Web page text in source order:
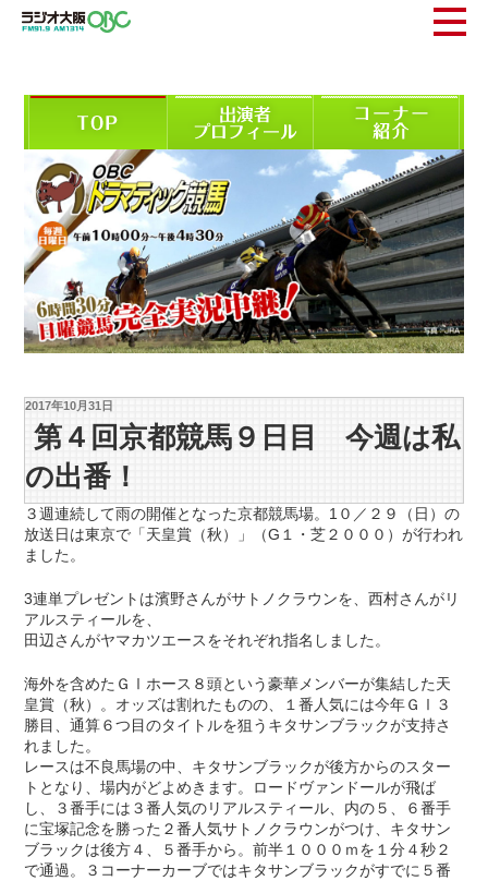
2017年10月31日
第４回京都競馬９日目 今週は私
の出番！
３週連続して雨の開催となった京都競馬場。1０／２９（日）の
放送日は東京で「天皇賞（秋）」（G１・芝２０００）が行われ
ました。
3連単プレゼントは濱野さんがサトノクラウンを、西村さんがリ
アルスティールを、
田辺さんがヤマカツエースをそれぞれ指名しました。
海外を含めたＧⅠホース８頭という豪華メンバーが集結した天
皇賞（秋）。オッズは割れたものの、１番人気には今年ＧⅠ３
勝目、通算６つ目のタイトルを狙うキタサンブラックが支持さ
れました。
レースは不良馬場の中、キタサンブラックが後方からのスター
トとなり、場内がどよめきます。ロードヴァンドールが飛ば
し、３番手には３番人気のリアルスティール、内の５、６番手
に宝塚記念を勝った２番人気サトノクラウンがつけ、キタサン
ブラックは後方４、５番手から。前半１０００ｍを１分４秒２
で通過。３コーナーカーブではキタサンブラックがすでに５番